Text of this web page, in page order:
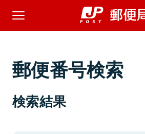
郵便番号検索
検索結果